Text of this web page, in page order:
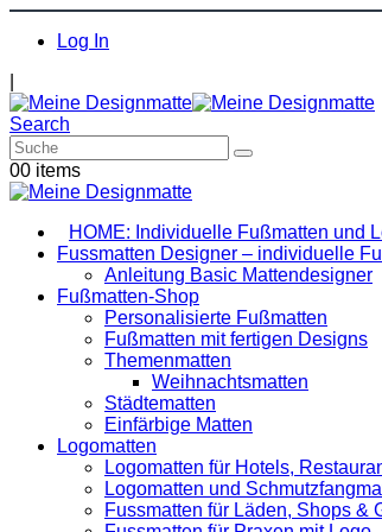
Log In
Search
00 items
HOME: Individuelle Fußmatten und
Fussmatten Designer – individuelle
Anleitung Basic Mattendesigner
Fußmatten-Shop
Personalisierte Fußmatten
Fußmatten mit fertigen Designs
Themenmatten
Weihnachtsmatten
Städtematten
Einfärbige Matten
Logomatten
Logomatten für Hotels,
Logomatten und
Fussmatten für Läden, Shops &